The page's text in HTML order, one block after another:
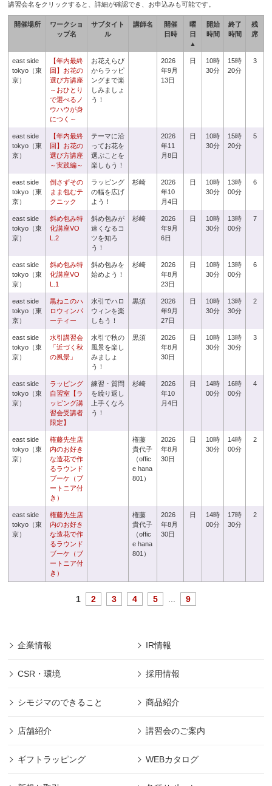
講習会名をクリックすると、詳細が確認でき、お申込みも可能です。
開催場所
ワークショ
ップ名
サブタイト
ル
講師名
開催
日時
曜
日
▲
開始
時間
終了
時間
残
席
east side
tokyo（東
京）
【年内最終
回】お花の
選び方講座
～おひとり
で選べるノ
ウハウが身
につく～
お花えらび
からラッピ
ングまで楽
しみましょ
う！
2026
年9月
13日
日
10時
30分
15時
20分
3
east side
tokyo（東
京）
【年内最終
回】お花の
選び方講座
～実践編～
テーマに沿
ってお花を
選ぶことを
楽しもう！
2026
年11
月8日
日
10時
30分
15時
20分
5
east side
tokyo（東
京）
倒さずその
まま包むテ
クニック
ラッピング
の幅を広げ
よう！
杉崎
2026
年10
月4日
日
10時
30分
13時
00分
6
east side
tokyo（東
京）
斜め包み特
化講座VO
L.2
斜め包みが
速くなるコ
ツを知ろ
う！
杉崎
2026
年9月
6日
日
10時
30分
13時
00分
7
east side
tokyo（東
京）
斜め包み特
化講座VO
L.1
斜め包みを
始めよう！
杉崎
2026
年8月
23日
日
10時
30分
13時
00分
6
east side
tokyo（東
京）
黒ねこのハ
ロウィンパ
ーティー
水引でハロ
ウィンを楽
しもう！
黒須
2026
年9月
27日
日
10時
30分
13時
30分
2
east side
tokyo（東
京）
水引講習会
「近づく秋
の風景」
水引で秋の
風景を楽し
みましょ
う！
黒須
2026
年8月
30日
日
10時
30分
13時
30分
3
east side
tokyo（東
京）
ラッピング
自習室【ラ
ッピング講
習会受講者
限定】
練習・質問
を繰り返し
上手くなろ
う！
杉崎
2026
年10
月4日
日
14時
00分
16時
00分
4
east side
tokyo（東
京）
権藤先生店
内のお好き
な造花で作
るラウンド
ブーケ（ブ
ートニア付
き）
権藤
貴代子
（offic
e hana
801）
2026
年8月
30日
日
10時
30分
14時
00分
2
east side
tokyo（東
京）
権藤先生店
内のお好き
な造花で作
るラウンド
ブーケ（ブ
ートニア付
き）
権藤
貴代子
（offic
e hana
801）
2026
年8月
30日
日
14時
00分
17時
30分
2
1 2 3 4 5 9
企業情報 IR情報
CSR・環境 採用情報
シモジマのできること 商品紹介
店舗紹介 講習会のご案内
ギフトラッピング WEBカタログ